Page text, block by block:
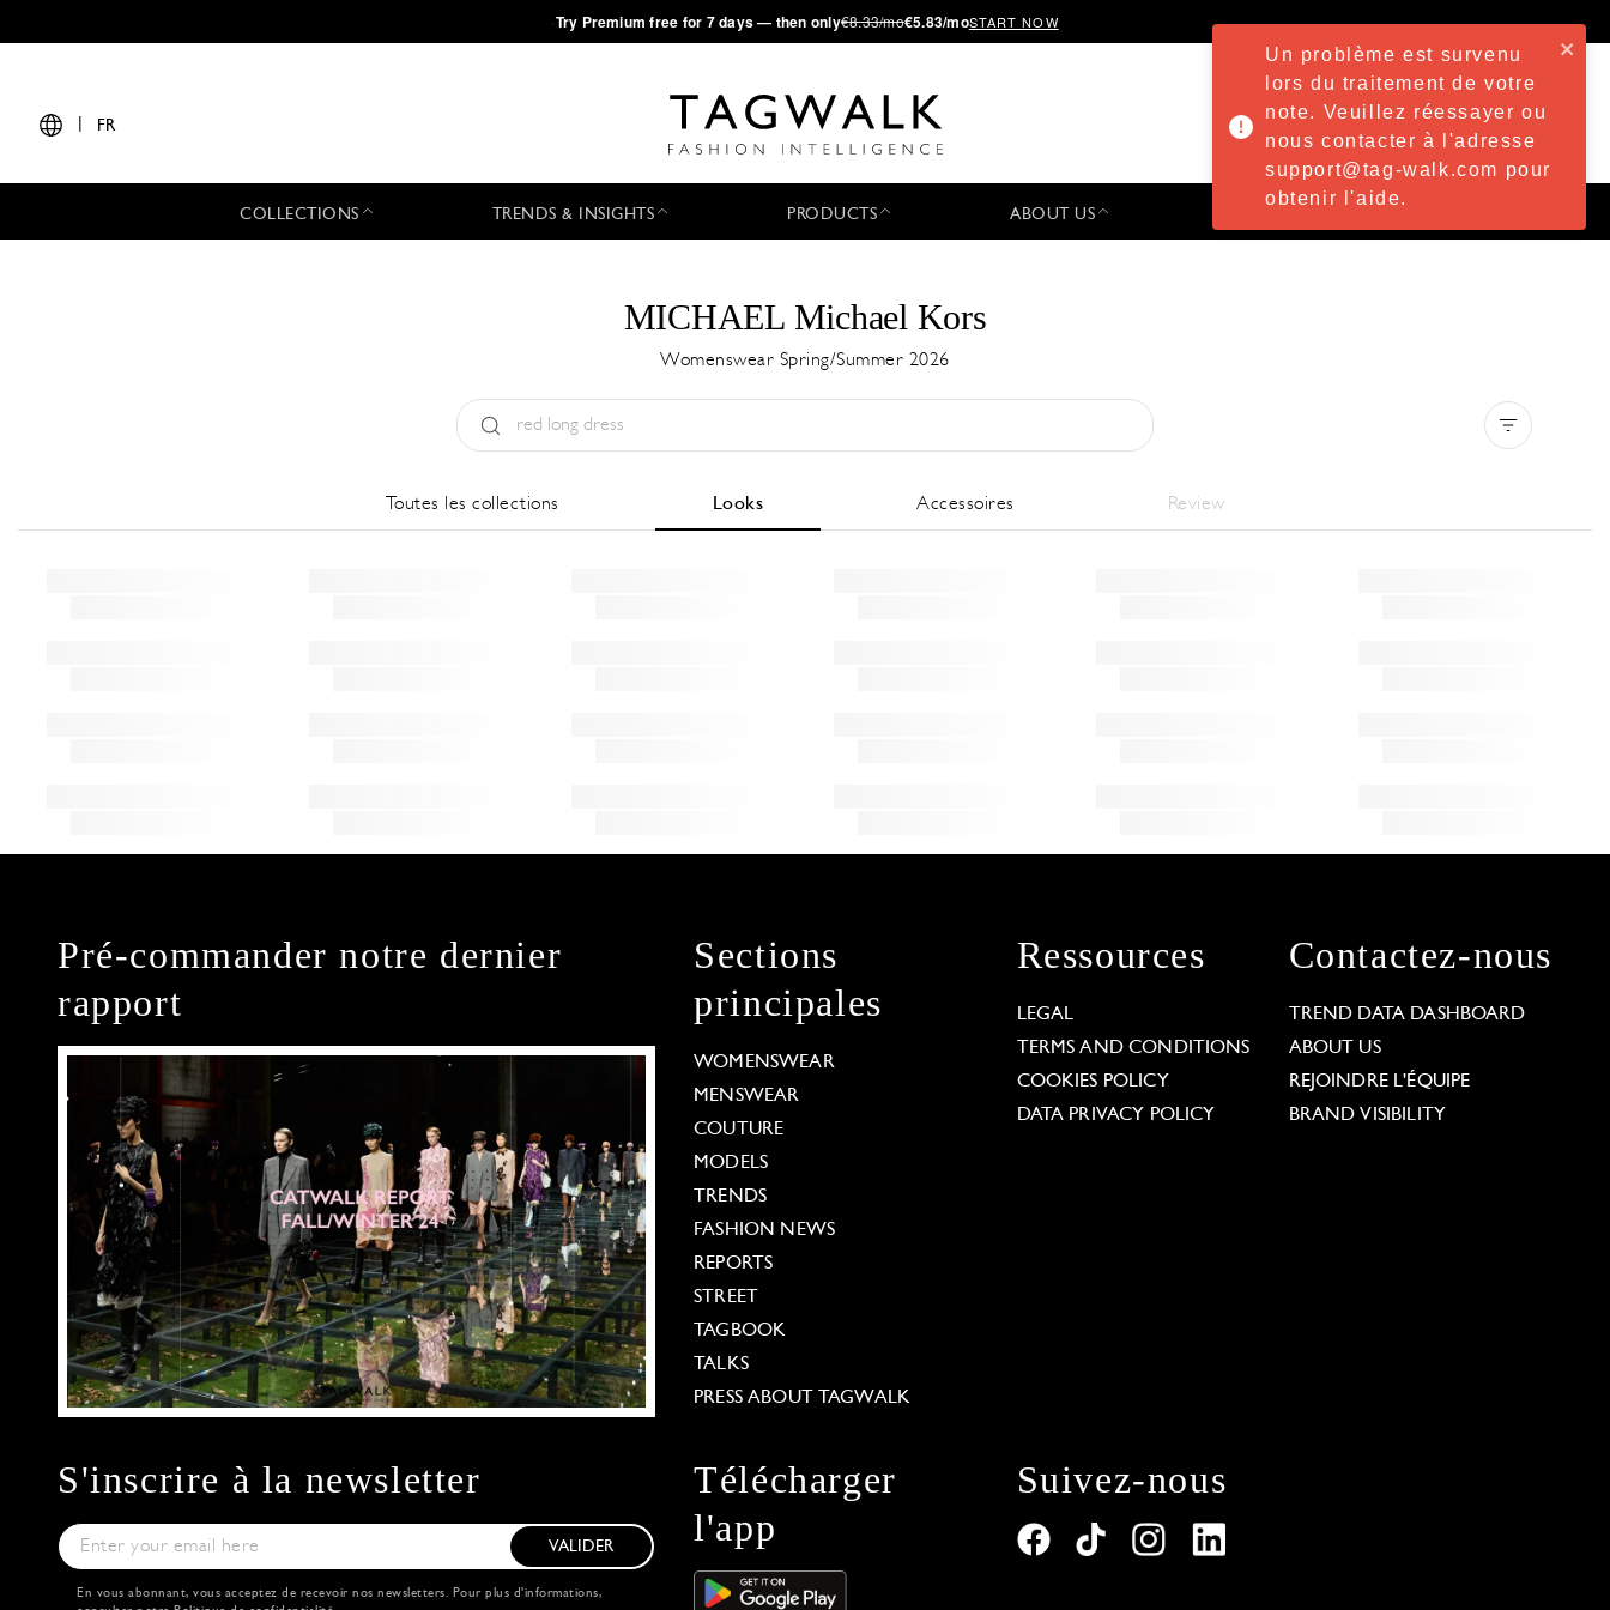
·Try Premium free for 7 days — then only€8.33/mo€5.83/moSTART NOW
FR
COLLECTIONS TRENDS & INSIGHTS PRODUCTS ABOUT US
MICHAEL Michael Kors
Womenswear Spring/Summer 2026
Toutes les collections Looks Accessoires Review
Pré-commander notre dernier
rapport
Sections
principales
WOMENSWEAR
MENSWEAR
COUTURE
MODELS
TRENDS
FASHION NEWS
REPORTS
STREET
TAGBOOK
TALKS
PRESS ABOUT TAGWALK
Ressources
LEGAL
TERMS AND CONDITIONS
COOKIES POLICY
DATA PRIVACY POLICY
Contactez-nous
TREND DATA DASHBOARD
ABOUT US
REJOINDRE L'ÉQUIPE
BRAND VISIBILITY
S'inscrire à la newsletter
VALIDER
En vous abonnant, vous acceptez de recevoir nos newsletters. Pour plus d'informations,
Télécharger
l'app
Suivez-nous
Un problème est survenu
lors du traitement de votre
note. Veuillez réessayer ou
nous contacter à l'adresse
support@tag-walk.com pour
obtenir l'aide.